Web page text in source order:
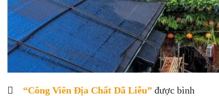
 “Công Viên Địa Chất Dã Liễu” được bình